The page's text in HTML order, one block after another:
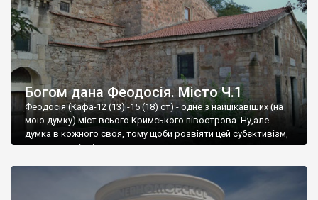
Богом дана Феодосія. Місто Ч.1
Феодосія (Кафа-12 (13) -15 (18) ст) - одне з найцікавіших (на
мою думку) міст всього Кримського півострова .Ну,але
думка в кожного своя, тому щоби розвіяти цей субєктивізм,
запрошую відвідати це